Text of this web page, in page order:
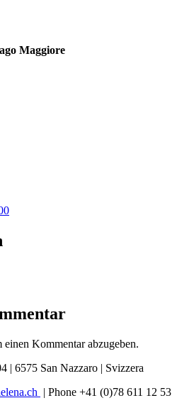
Maggiore
einen Kommentar abzugeben.
| 6575 San Nazzaro | Svizzera
| Phone +41 (0)78 611 12 53